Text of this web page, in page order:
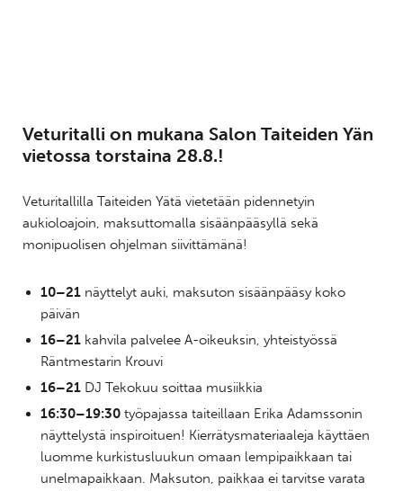
Veturitalli on mukana Salon Taiteiden Yän
vietossa torstaina 28.8.!
Veturitallilla Taiteiden Yätä vietetään pidennetyin
aukioloajoin, maksuttomalla sisäänpääsyllä sekä
monipuolisen ohjelman siivittämänä!
10–21 näyttelyt auki, maksuton sisäänpääsy koko
päivän
16–21 kahvila palvelee A-oikeuksin, yhteistyössä
Räntmestarin Krouvi
16–21 DJ Tekokuu soittaa musiikkia
16:30–19:30 työpajassa taiteillaan Erika Adamssonin
näyttelystä inspiroituen! Kierrätysmateriaaleja käyttäen
luomme kurkistusluukun omaan lempipaikkaan tai
unelmapaikkaan. Maksuton, paikkaa ei tarvitse varata